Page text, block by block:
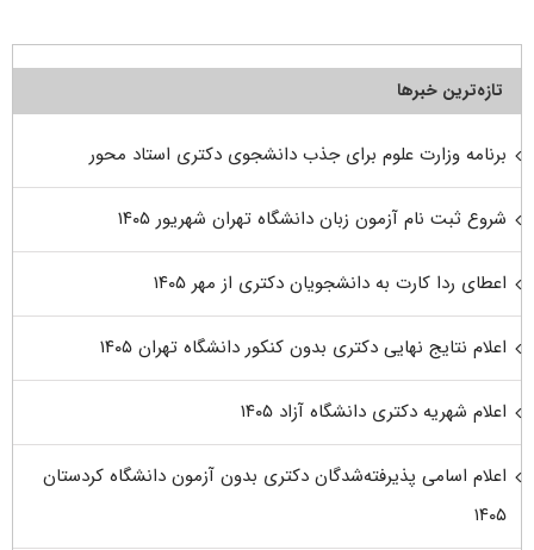
تازه‌ترین خبرها
برنامه وزارت علوم برای جذب دانشجوی دکتری استاد محور
شروع ثبت نام آزمون زبان دانشگاه تهران شهریور ۱۴۰۵
اعطای ردا کارت به دانشجویان دکتری از مهر ۱۴۰۵
اعلام نتایج نهایی دکتری بدون کنکور دانشگاه تهران ۱۴۰۵
اعلام شهریه دکتری دانشگاه آزاد ۱۴۰۵
اعلام اسامی پذیرفته‌شدگان دکتری بدون آزمون دانشگاه کردستان
۱۴۰۵